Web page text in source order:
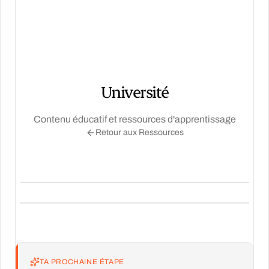
Université
Contenu éducatif et ressources d'apprentissage
Retour aux Ressources
Débutant – Intermédiaire
IA Générative en Santé
TA PROCHAINE ÉTAPE